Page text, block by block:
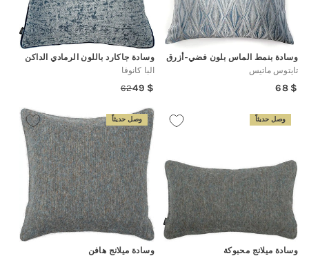
وسادة بنمط الماس بلون فضي-أزرق
تايتوس ماتيس
Regular
68
وسادة جاكارد باللون الرمادي الداكن
البا كانوفا
Regular62
Sale
49
وصل حديثاً
وسادة ميلانج محبوكة
وصل حديثاً
وسادة ميلانج هافن